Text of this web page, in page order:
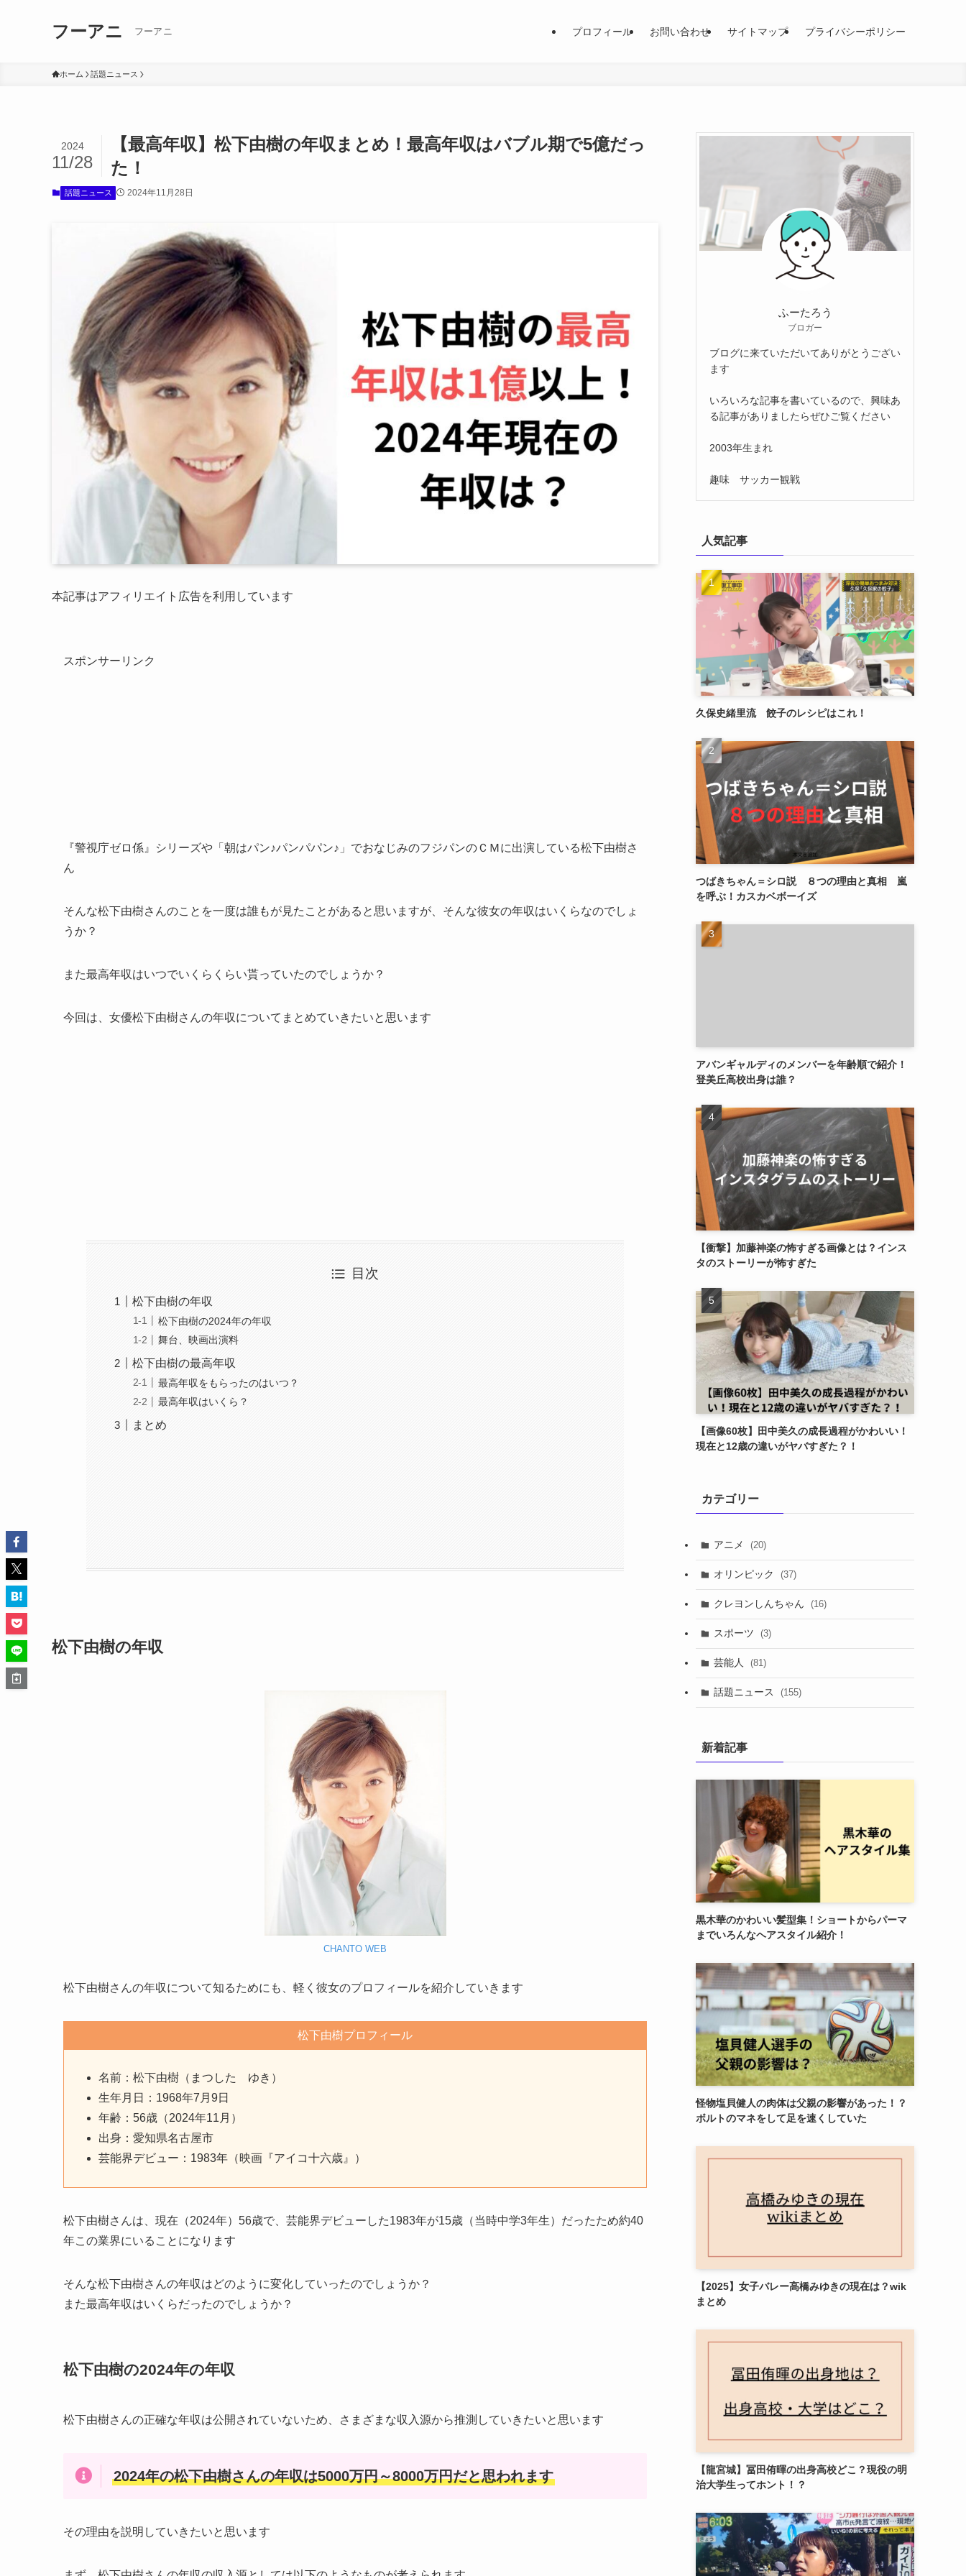
フーアニ フーアニ プロフィール お問い合わせ サイトマップ プライバシーポリシー
ホーム 話題ニュース
【最高年収】松下由樹の年収まとめ！最高年収はバブル期で5億だっ
た！
2024
11/28
話題ニュース 2024年11月28日
本記事はアフィリエイト広告を利用しています
スポンサーリンク
『警視庁ゼロ係』シリーズや「朝はパン♪パンパパン♪」でおなじみのフジパンのＣＭに出演している松下由樹さ
ん
そんな松下由樹さんのことを一度は誰もが見たことがあると思いますが、そんな彼女の年収はいくらなのでしょ
うか？
また最高年収はいつでいくらくらい貰っていたのでしょうか？
今回は、女優松下由樹さんの年収についてまとめていきたいと思います
目次
松下由樹の年収
松下由樹の2024年の年収
舞台、映画出演料
松下由樹の最高年収
最高年収をもらったのはいつ？
最高年収はいくら？
まとめ
松下由樹の年収
CHANTO WEB
松下由樹さんの年収について知るためにも、軽く彼女のプロフィールを紹介していきます
松下由樹プロフィール
名前：松下由樹（まつした ゆき）
生年月日：1968年7月9日
年齢：56歳（2024年11月）
出身：愛知県名古屋市
芸能界デビュー：1983年（映画『アイコ十六歳』）
松下由樹さんは、現在（2024年）56歳で、芸能界デビューした1983年が15歳（当時中学3年生）だったため約40
年この業界にいることになります
そんな松下由樹さんの年収はどのように変化していったのでしょうか？
また最高年収はいくらだったのでしょうか？
松下由樹の2024年の年収
松下由樹さんの正確な年収は公開されていないため、さまざまな収入源から推測していきたいと思います
2024年の松下由樹さんの年収は5000万円～8000万円だと思われます
その理由を説明していきたいと思います
ふーたろう
ブロガー
ブログに来ていただいてありがとうござい
ます
いろいろな記事を書いているので、興味あ
る記事がありましたらぜひご覧ください
2003年生まれ
趣味 サッカー観戦
人気記事
久保史緒里流 餃子のレシピはこれ！
つばきちゃん＝シロ説 ８つの理由と真相 嵐
を呼ぶ！カスカベボーイズ
アバンギャルディのメンバーを年齢順で紹介！
登美丘高校出身は誰？
【衝撃】加藤神楽の怖すぎる画像とは？インス
タのストーリーが怖すぎた
【画像60枚】田中美久の成長過程がかわいい！
現在と12歳の違いがヤバすぎた？！
カテゴリー
アニメ (20)
オリンピック (37)
クレヨンしんちゃん (16)
スポーツ (3)
芸能人 (81)
話題ニュース (155)
新着記事
黒木華のかわいい髪型集！ショートからパーマ
までいろんなヘアスタイル紹介！
怪物塩貝健人の肉体は父親の影響があった！？
ボルトのマネをして足を速くしていた
【2025】女子バレー高橋みゆきの現在は？wik
まとめ
【龍宮城】冨田侑暉の出身高校どこ？現役の明
治大学生ってホント！？